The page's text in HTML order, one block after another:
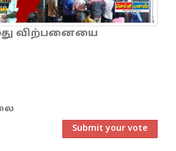
விற்பனையை
Submit your vote